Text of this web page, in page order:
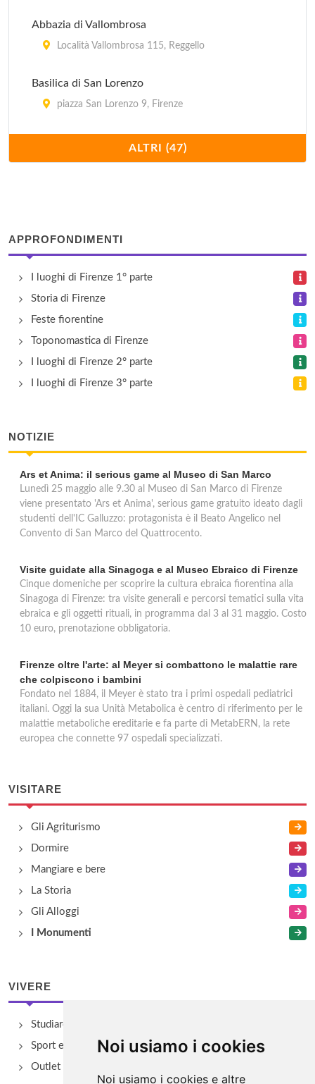
Noi usiamo i cookies
Noi usiamo i cookies e altre
Abbazia di Vallombrosa
Località Vallombrosa 115, Reggello
Basilica di San Lorenzo
piazza San Lorenzo 9, Firenze
Basilica di San Miniato a Monte
via Monte alle Croci 34, Firenze
Battistero
piazza San Giovanni , Firenze
Campanile di Giotto
piazza Duomo , Firenze
Castello il Palagio
via Campoli 124/140, Mercatale Val di Pesa
ALTRI (47)
APPROFONDIMENTI
I luoghi di Firenze 1° parte
Storia di Firenze
Feste fiorentine
Toponomastica di Firenze
I luoghi di Firenze 2° parte
I luoghi di Firenze 3° parte
NOTIZIE
Ars et Anima: il serious game al Museo di San Marco
Lunedì 25 maggio alle 9.30 al Museo di San Marco di Firenze
viene presentato 'Ars et Anima', serious game gratuito ideato dagli
studenti dell'IC Galluzzo: protagonista è il Beato Angelico nel
Convento di San Marco del Quattrocento.
Visite guidate alla Sinagoga e al Museo Ebraico di Firenze
Cinque domeniche per scoprire la cultura ebraica fiorentina alla
Sinagoga di Firenze: tra visite generali e percorsi tematici sulla vita
ebraica e gli oggetti rituali, in programma dal 3 al 31 maggio. Costo
10 euro, prenotazione obbligatoria.
Firenze oltre l'arte: al Meyer si combattono le malattie rare
che colpiscono i bambini
Fondato nel 1884, il Meyer è stato tra i primi ospedali pediatrici
italiani. Oggi la sua Unità Metabolica è centro di riferimento per le
malattie metaboliche ereditarie e fa parte di MetabERN, la rete
europea che connette 97 ospedali specializzati.
VISITARE
Gli Agriturismo
Dormire
Mangiare e bere
La Storia
Gli Alloggi
I Monumenti
VIVERE
Studiare
Sport e Benessere
Outlet e spacci aziendali